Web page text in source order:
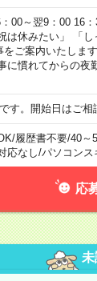
00～翌9：00 16
は休みたい」 「
をご案内いたしま
慣れてからの夜
す。開始日はご
/履歴書不要/40～
応なし/パソコンス
応
未